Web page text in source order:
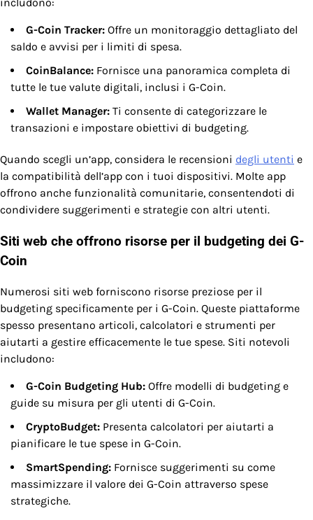
G-Coin Tracker: Offre un monitoraggio dettagliato del
saldo e avvisi per i limiti di spesa.
CoinBalance: Fornisce una panoramica completa di
tutte le tue valute digitali, inclusi i G-Coin.
Wallet Manager: Ti consente di categorizzare le
transazioni e impostare obiettivi di budgeting.
Quando scegli un’app, considera le recensioni degli utenti e
la compatibilità dell’app con i tuoi dispositivi. Molte app
offrono anche funzionalità comunitarie, consentendoti di
condividere suggerimenti e strategie con altri utenti.
Siti web che offrono risorse per il budgeting dei G-
Coin
Numerosi siti web forniscono risorse preziose per il
budgeting specificamente per i G-Coin. Queste piattaforme
spesso presentano articoli, calcolatori e strumenti per
aiutarti a gestire efficacemente le tue spese. Siti notevoli
includono:
G-Coin Budgeting Hub: Offre modelli di budgeting e
guide su misura per gli utenti di G-Coin.
CryptoBudget: Presenta calcolatori per aiutarti a
pianificare le tue spese in G-Coin.
SmartSpending: Fornisce suggerimenti su come
massimizzare il valore dei G-Coin attraverso spese
strategiche.